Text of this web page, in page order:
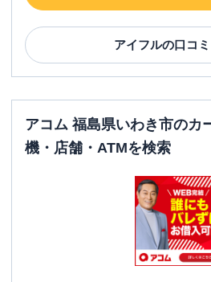
アイフルの口コ
アコム 福島県いわき市のカ
機・店舗・ATMを検索